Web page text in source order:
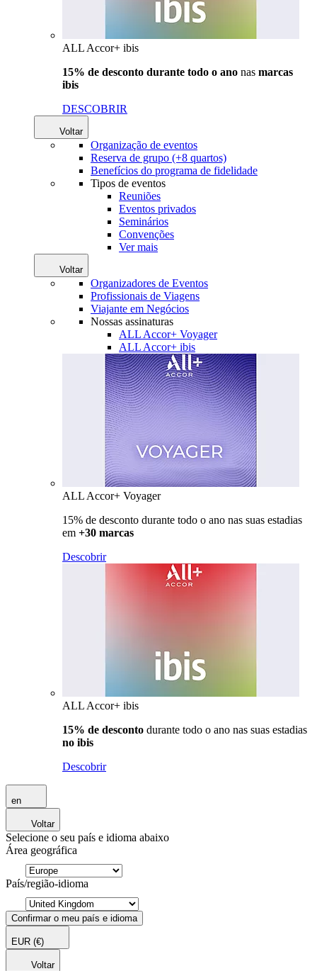
ALL Accor+ ibis
15% de desconto durante todo o ano nas marcas
ibis
DESCOBRIR
Voltar
Organização de eventos
Reserva de grupo (+8 quartos)
Benefícios do programa de fidelidade
Tipos de eventos
Reuniões
Eventos privados
Seminários
Convenções
Ver mais
Voltar
Organizadores de Eventos
Profissionais de Viagens
Viajante em Negócios
Nossas assinaturas
ALL Accor+ Voyager
ALL Accor+ ibis
ALL Accor+ Voyager
15% de desconto durante todo o ano nas suas estadias
em +30 marcas
Descobrir
ALL Accor+ ibis
15% de desconto durante todo o ano nas suas estadias
no ibis
Descobrir
en
Voltar
Selecione o seu país e idioma abaixo
Área geográfica
País/região-idioma
Confirmar o meu país e idioma
EUR (€)
Voltar